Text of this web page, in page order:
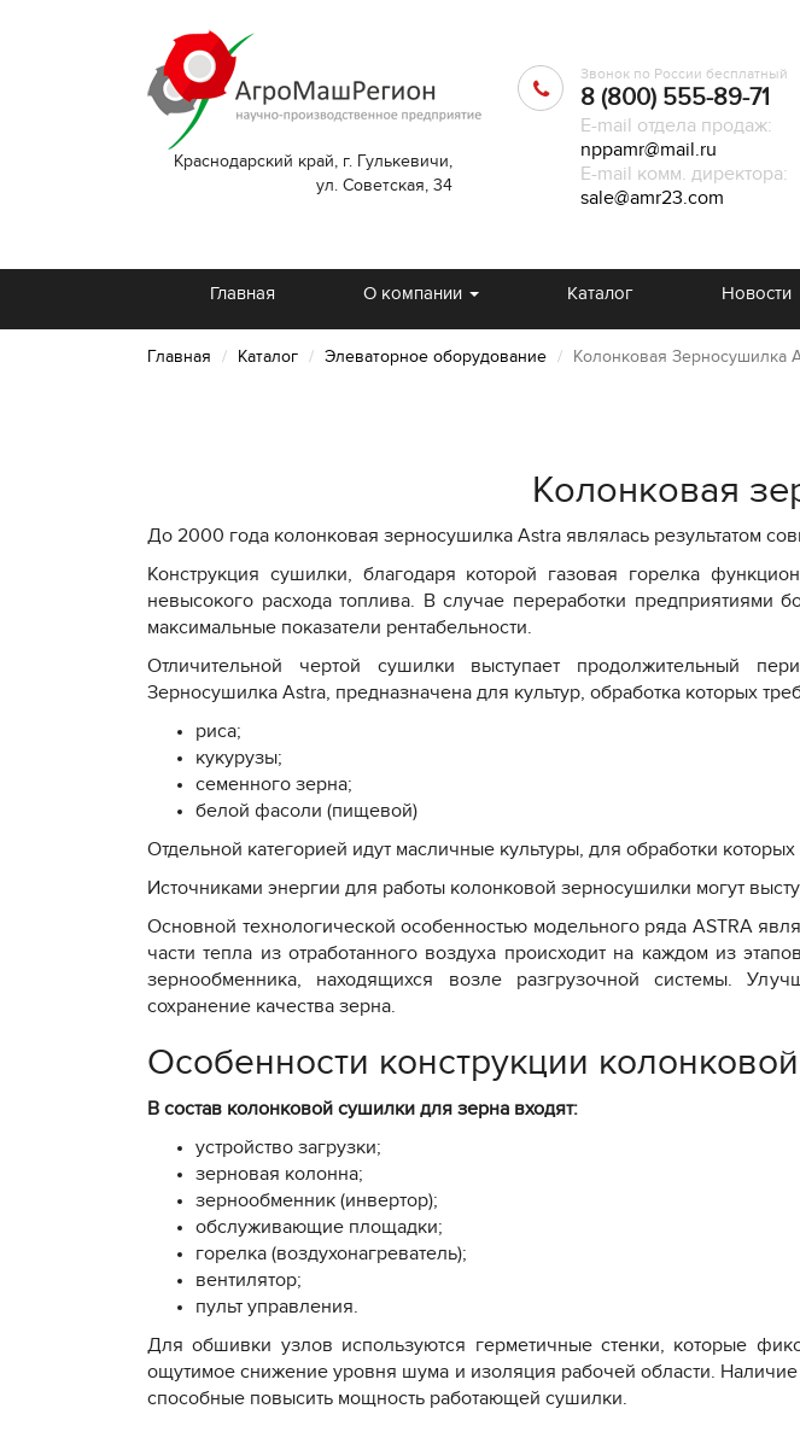
Краснодарский край, г. Гулькевичи,
ул. Советская, 34
Звонок по России бесплатный
8 (800) 555-89-71
E-mail отдела продаж:
nppamr@mail.ru
E-mail комм. директора:
sale@amr23.com
Главная О компании Каталог Новости
Главная Каталог Элеваторное оборудование Колонковая Зерносушилка
Колонковая
До 2000 года колонковая зерносушилка Astra являлась результатом
Конструкция сушилки, благодаря которой газовая горелка
невысокого расхода топлива. В случае переработки предприятиями
максимальные показатели рентабельности.
Отличительной чертой сушилки выступает продолжительный
Зерносушилка Astra, предназначена для культур, обработка которых
риса;
кукурузы;
семенного зерна;
белой фасоли (пищевой)
Отдельной категорией идут масличные культуры, для обработки
Источниками энергии для работы колонковой зерносушилки могут
Основной технологической особенностью модельного ряда ASTRA
части тепла из отработанного воздуха происходит на каждом из
зернообменника, находящихся возле разгрузочной системы.
сохранение качества зерна.
Особенности конструкции
В состав колонковой сушилки для зерна входят:
устройство загрузки;
зерновая колонна;
зернообменник (инвертор);
обслуживающие площадки;
горелка (воздухонагреватель);
вентилятор;
пульт управления.
Для обшивки узлов используются герметичные стенки, которые
ощутимое снижение уровня шума и изоляция рабочей области.
способные повысить мощность работающей сушилки.